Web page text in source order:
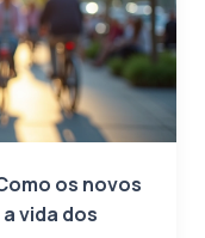
os novos
vida dos